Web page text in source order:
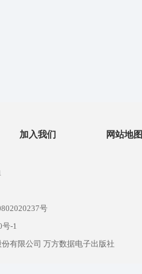
加入我们 网站地图
号
号-1
有限公司 万方数据电子出版社